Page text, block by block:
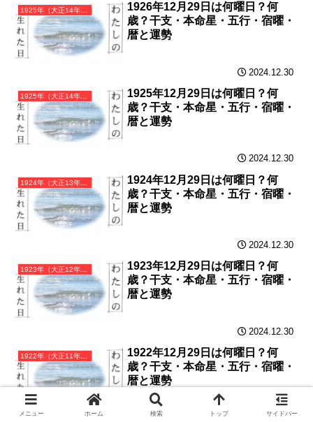
1925年（大正14年）乙丑（きのとうし）・丑年（うし年）カレンダー（月曜はじまり）
1926年12月29日は何曜日？何
歳？干支・本命星・五行・宿曜・
暦と運勢
2024.12.30
1925年（大正14年）乙丑（きのとうし）・丑年（うし年）カレンダー（月曜はじまり）
1925年12月29日は何曜日？何
歳？干支・本命星・五行・宿曜・
暦と運勢
2024.12.30
1924年（大正13年）甲子（きのえね）・子年カレンダー（月曜はじまり）
1924年12月29日は何曜日？何
歳？干支・本命星・五行・宿曜・
暦と運勢
2024.12.30
1923年（大正12年）癸亥（みずのとい）・亥年カレンダー（月曜はじまり）
1923年12月29日は何曜日？何
歳？干支・本命星・五行・宿曜・
暦と運勢
2024.12.30
1922年（大正11年）壬戌（みずのえいぬ）・戌年カレンダー（月曜はじまり）
1922年12月29日は何曜日？何
歳？干支・本命星・五行・宿曜・
暦と運勢
2024.12.29
メニュー ホーム 検索 トップ サイドバー